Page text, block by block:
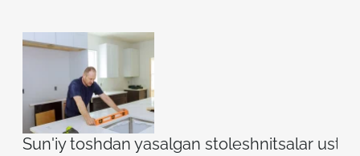
Sun'iy toshdan yasalgan stoleshnitsalar